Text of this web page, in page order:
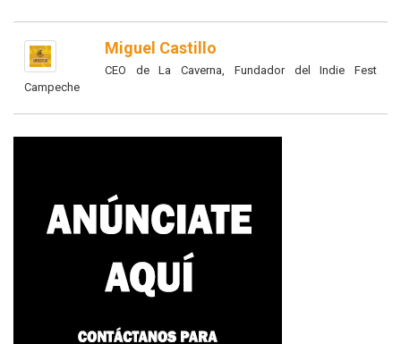
Miguel Castillo
CEO de La Caverna, Fundador del Indie Fest
Campeche